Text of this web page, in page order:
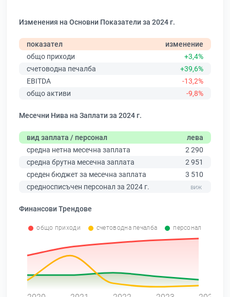
Изменения на Основни Показатели за 2024 г.
показател
изменение
общо приходи
+3,4%
счетоводна печалба
+39,6%
EBITDA
-13,2%
общо активи
-9,8%
Месечни Нива на Заплати за 2024 г.
вид заплата / персонал
лева
средна нетна месечна заплата
2 290
средна брутна месечна заплата
2 951
среден бюджет за месечна заплата
3 510
средносписъчен персонал за 2024 г.
Финансови Трендове
общо приходи счетоводна печалба персонал